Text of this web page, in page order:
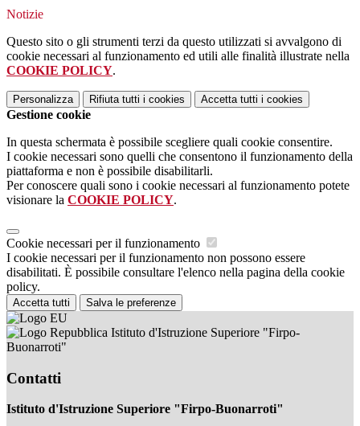
Notizie
Questo sito o gli strumenti terzi da questo utilizzati si avvalgono di
cookie necessari al funzionamento ed utili alle finalità illustrate nella
COOKIE POLICY.
Personalizza Rifiuta tutti i cookies Accetta tutti i cookies
Gestione cookie
In questa schermata è possibile scegliere quali cookie consentire.
I cookie necessari sono quelli che consentono il funzionamento della
piattaforma e non è possibile disabilitarli.
Per conoscere quali sono i cookie necessari al funzionamento potete
visionare la COOKIE POLICY.
Cookie necessari per il funzionamento
I cookie necessari per il funzionamento non possono essere
disabilitati. È possibile consultare l'elenco nella pagina della cookie
policy.
Accetta tutti Salva le preferenze
Istituto d'Istruzione Superiore "Firpo-
Buonarroti"
Contatti
Istituto d'Istruzione Superiore "Firpo-Buonarroti"